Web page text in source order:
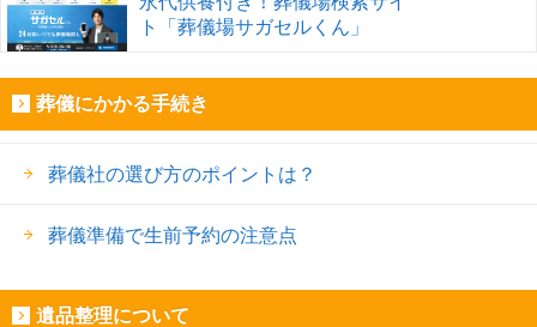
ト「葬儀場サガセルくん」
葬儀にかかる手続き
葬儀社の選び方のポイントは？
葬儀準備で生前予約の注意点
遺品整理について